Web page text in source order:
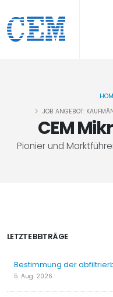
CEM
Pionier und
JOB ANGEBOT:
LETZTE BEITRÄGE
Bestimmung der
5. Aug. 2026